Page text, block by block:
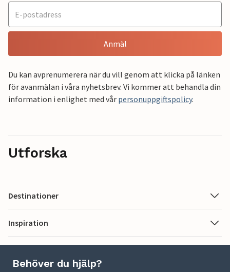
Anmäl
Du kan avprenumerera när du vill genom att klicka på länken
för avanmälan i våra nyhetsbrev. Vi kommer att behandla din
information i enlighet med vår personuppgiftspolicy.
Utforska
Destinationer
Inspiration
Behöver du hjälp?